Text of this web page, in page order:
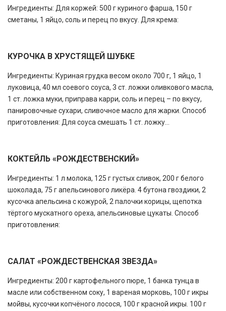
Ингредиенты: Для коржей: 500 г куриного фарша, 150 г
сметаны, 1 яйцо, соль и перец по вкусу. Для крема:
КУРОЧКА В ХРУСТЯЩЕЙ ШУБКЕ
Ингредиенты: Куриная грудка весом около 700 г, 1 яйцо, 1
луковица, 40 мл соевого соуса, 3 ст. ложки оливкового масла,
1 ст. ложка муки, приправа карри, соль и перец – по вкусу,
панировочные сухари, сливочное масло для жарки. Способ
приготовления: Для соуса смешать 1 ст. ложку...
КОКТЕЙЛЬ «РОЖДЕСТВЕНСКИЙ»
Ингредиенты: 1 л молока, 125 г густых сливок, 200 г белого
шоколада, 75 г апельсинового ликёра. 4 бутона гвоздики, 2
кусочка апельсина с кожурой, 2 палочки корицы, щепотка
тёртого мускатного ореха, апельсиновые цукаты. Способ
приготовления:
САЛАТ «РОЖДЕСТВЕНСКАЯ ЗВЕЗДА»
Ингредиенты: 200 г картофельного пюре, 1 банка тунца в
масле или собственном соку, 1 вареная морковь, 100 г икры
мойвы, кусочки копчёного лосося, 100 г красной икры. 100 г